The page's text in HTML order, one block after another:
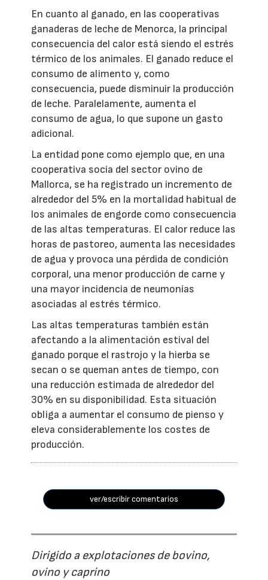
En cuanto al ganado, en las cooperativas
ganaderas de leche de Menorca, la principal
consecuencia del calor está siendo el estrés
térmico de los animales. El ganado reduce el
consumo de alimento y, como
consecuencia, puede disminuir la producción
de leche. Paralelamente, aumenta el
consumo de agua, lo que supone un gasto
adicional.
La entidad pone como ejemplo que, en una
cooperativa socia del sector ovino de
Mallorca, se ha registrado un incremento de
alrededor del 5% en la mortalidad habitual de
los animales de engorde como consecuencia
de las altas temperaturas. El calor reduce las
horas de pastoreo, aumenta las necesidades
de agua y provoca una pérdida de condición
corporal, una menor producción de carne y
una mayor incidencia de neumonías
asociadas al estrés térmico.
Las altas temperaturas también están
afectando a la alimentación estival del
ganado porque el rastrojo y la hierba se
secan o se queman antes de tiempo, con
una reducción estimada de alrededor del
30% en su disponibilidad. Esta situación
obliga a aumentar el consumo de pienso y
eleva considerablemente los costes de
producción.
ver/escribir comentarios
Dirigido a explotaciones de bovino,
ovino y caprino